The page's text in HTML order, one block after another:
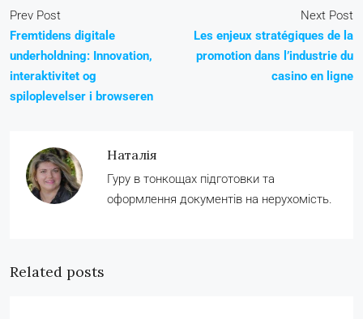
Prev Post
Fremtidens digitale
underholdning: Innovation,
interaktivitet og
spiloplevelser i browseren
Next Post
Les enjeux stratégiques de la
promotion dans l’industrie du
casino en ligne
Наталія
Гуру в тонкощах підготовки та
оформлення документів на нерухомість.
Related posts